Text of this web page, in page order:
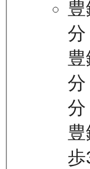
分
分
歩